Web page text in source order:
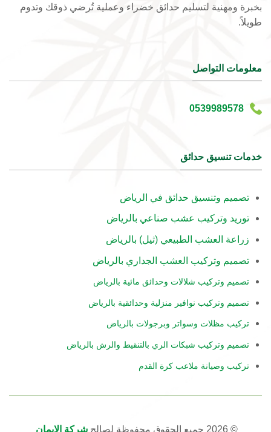
بخبرة ومهنية لتسليم حدائق خضراء وعملية تُرضي ذوقك وتدوم
طويلاً.
معلومات التواصل
0539989578
خدمات تنسيق حدائق
تصميم وتنسيق حدائق في الرياض
توريد وتركيب عشب صناعي بالرياض
زراعة العشب الطبيعي (ثيل) بالرياض
تصميم وتركيب العشب الجداري بالرياض
تصميم وتركيب شلالات وحدائق مائية بالرياض
تصميم وتركيب نوافير منزلية وحدائقية بالرياض
تركيب مظلات وسواتر وبرجولات بالرياض
تصميم وتركيب شبكات الري بالتنقيط والرش بالرياض
تركيب وصيانة ملاعب كرة القدم
© 2026 جميع الحقوق محفوظة لصالح شركة الايمان